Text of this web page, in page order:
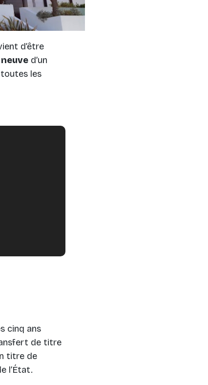
d’être
d’un
les
cinq ans
de titre
titre de
l’État.